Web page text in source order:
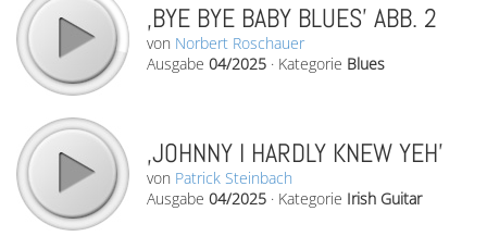
‚BYE BYE BABY BLUES’ ABB. 2
von Norbert Roschauer
Ausgabe 04/2025 · Kategorie Blues
‚JOHNNY I HARDLY KNEW YEH’
von Patrick Steinbach
Ausgabe 04/2025 · Kategorie Irish Guitar